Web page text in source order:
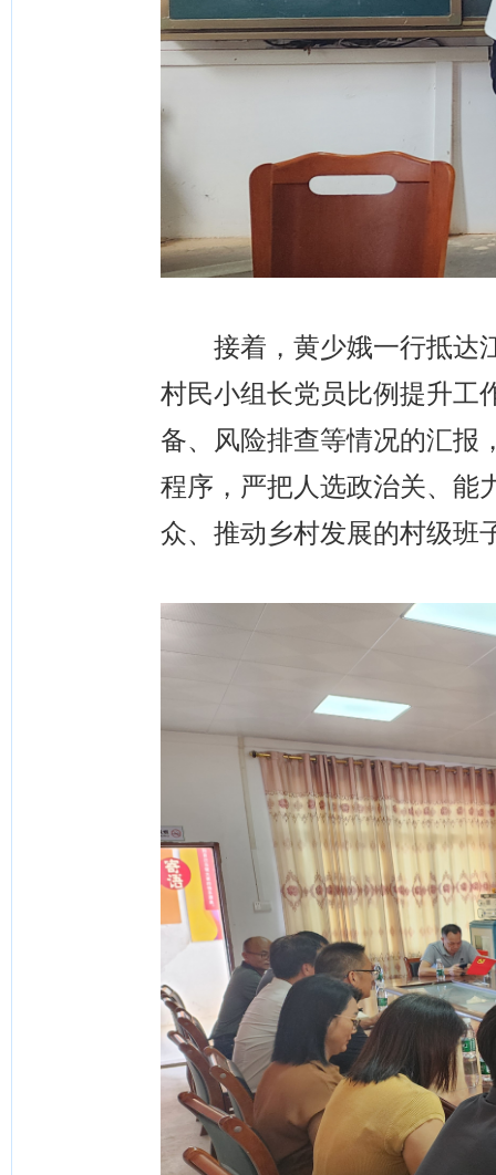
接着，黄少娥一行抵达江
村民小组长党员比例提升工
备、风险排查等情况的汇报
程序，严把人选政治关、能
众、推动乡村发展的村级班